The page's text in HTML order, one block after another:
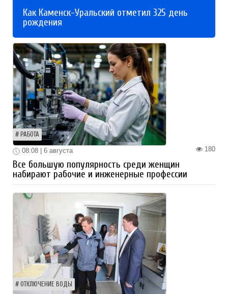
Как Каменск-Уральский отметил 325 день
рождения
РАБОТА
180
08:08 | 6 августа
Все большую популярность среди женщин
набирают рабочие и инженерные профессии
ОТКЛЮЧЕНИЕ ВОДЫ